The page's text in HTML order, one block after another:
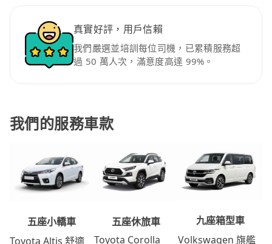
真實好評，用戶信賴
我們嚴選並培訓每位司機，已累積服務超
過 50 萬人次，滿意度高達 99%。
我們的服務車款
五座小轎車
Toyota Altis 舒適
五座休旅車
Toyota Corolla
九座箱型車
Volkswagen 旗艦